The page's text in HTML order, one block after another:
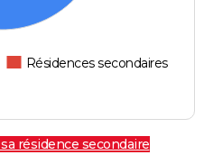
Résidences secondaires
résidence secondaire